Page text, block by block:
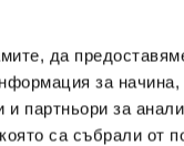
да
за начина,
партньори за
са събрали от